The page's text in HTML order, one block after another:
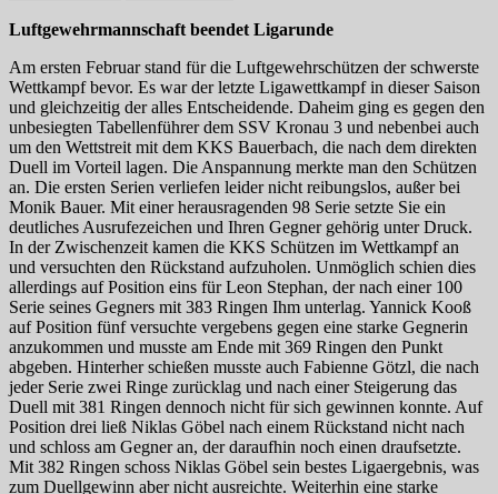
Luftgewehrmannschaft beendet Ligarunde
Am ersten Februar stand für die Luftgewehrschützen der schwerste
Wettkampf bevor. Es war der letzte Ligawettkampf in dieser Saison
und gleichzeitig der alles Entscheidende. Daheim ging es gegen den
unbesiegten Tabellenführer dem SSV Kronau 3 und nebenbei auch
um den Wettstreit mit dem KKS Bauerbach, die nach dem direkten
Duell im Vorteil lagen. Die Anspannung merkte man den Schützen
an. Die ersten Serien verliefen leider nicht reibungslos, außer bei
Monik Bauer. Mit einer herausragenden 98 Serie setzte Sie ein
deutliches Ausrufezeichen und Ihren Gegner gehörig unter Druck.
In der Zwischenzeit kamen die KKS Schützen im Wettkampf an
und versuchten den Rückstand aufzuholen. Unmöglich schien dies
allerdings auf Position eins für Leon Stephan, der nach einer 100
Serie seines Gegners mit 383 Ringen Ihm unterlag. Yannick Kooß
auf Position fünf versuchte vergebens gegen eine starke Gegnerin
anzukommen und musste am Ende mit 369 Ringen den Punkt
abgeben. Hinterher schießen musste auch Fabienne Götzl, die nach
jeder Serie zwei Ringe zurücklag und nach einer Steigerung das
Duell mit 381 Ringen dennoch nicht für sich gewinnen konnte. Auf
Position drei ließ Niklas Göbel nach einem Rückstand nicht nach
und schloss am Gegner an, der daraufhin noch einen draufsetzte.
Mit 382 Ringen schoss Niklas Göbel sein bestes Ligaergebnis, was
zum Duellgewinn aber nicht ausreichte. Weiterhin eine starke